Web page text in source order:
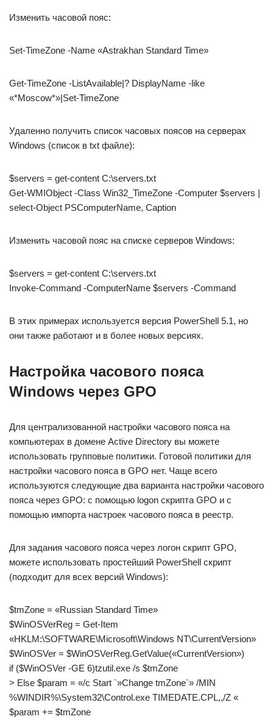
Изменить часовой пояс:
Set-TimeZone -Name «Astrakhan Standard Time»
Get-TimeZone -ListAvailable|? DisplayName -like
«*Moscow*»|Set-TimeZone
Удаленно получить список часовых поясов на серверах
Windows (список в txt файле):
$servers = get-content C:\servers.txt
Get-WMIObject -Class Win32_TimeZone -Computer $servers |
select-Object PSComputerName, Caption
Изменить часовой пояс на списке серверов Windows:
$servers = get-content C:\servers.txt
Invoke-Command -ComputerName $servers -Command
В этих примерах используется версия PowerShell 5.1, но
они также работают и в более новых версиях.
Настройка часового пояса
Windows через GPO
Для централизованной настройки часового пояса на
компьютерах в домене Active Directory вы можете
использовать групповые политики. Готовой политики для
настройки часового пояса в GPO нет. Чаще всего
используются следующие два варианта настройки часового
пояса через GPO: с помощью logon скрипта GPO и с
помощью импорта настроек часового пояса в реестр.
Для задания часового пояса через логон скрипт GPO,
можете использовать простейший PowerShell скрипт
(подходит для всех версий Windows):
$tmZone = «Russian Standard Time»
$WinOSVerReg = Get-Item
«HKLM:\SOFTWARE\Microsoft\Windows NT\CurrentVersion»
$WinOSVer = $WinOSVerReg.GetValue(«CurrentVersion»)
if ($WinOSVer -GE 6)tzutil.exe /s $tmZone
> Else $param = «/c Start `»Change tmZone`» /MIN
%WINDIR%\System32\Control.exe TIMEDATE.CPL,,/Z «
$param += $tmZone